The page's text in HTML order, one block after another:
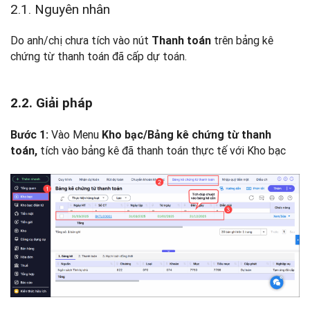
2.1. Nguyên nhân
Do anh/chị chưa tích vào nút Thanh toán trên bảng kê
chứng từ thanh toán đã cấp dự toán.
2.2. Giải pháp
Bước 1: Vào Menu Kho bạc/Bảng kê chứng từ thanh
toán, tích vào bảng kê đã thanh toán thực tế với Kho bạc